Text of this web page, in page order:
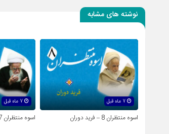
نوشته های مشابه
7 ماه قبل
اسوه منتظران 8 – فرید دوران
7 ماه قبل
اسوه منتظران 7 – حالات دعا